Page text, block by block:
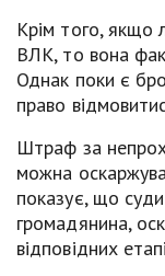
Крім того, якщо
ВЛК, то вона
Однак поки є
право
Штраф за
можна
показує, що
громадянина,
відповідних